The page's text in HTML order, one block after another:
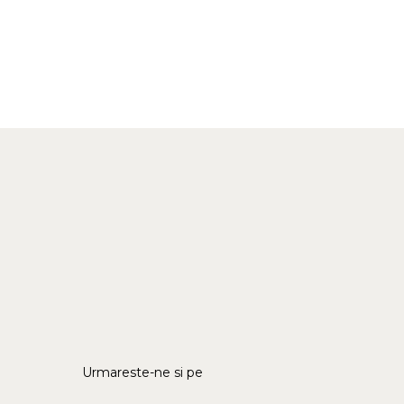
Urmareste-ne si pe